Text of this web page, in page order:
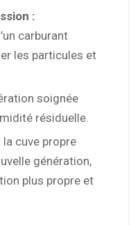
:
carburant
les particules et
soignée
résiduelle.
la cuve propre
génération,
plus propre et